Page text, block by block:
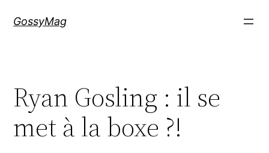
GossyMag
Ryan Gosling : il se
met à la boxe ?!